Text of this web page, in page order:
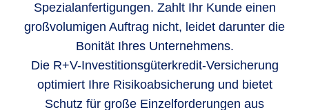
Spezialanfertigungen. Zahlt Ihr Kunde einen
großvolumigen Auftrag nicht, leidet darunter die
Bonität Ihres Unternehmens.
Die R+V-Investitionsgüterkredit-Versicherung
optimiert Ihre Risikoabsicherung und bietet
Schutz für große Einzelforderungen aus